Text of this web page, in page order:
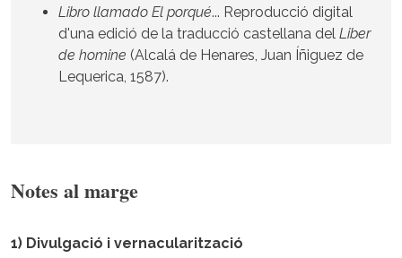
Libro llamado El porqué... Reproducció digital
d'una edició de la traducció castellana delLiber
de homine (Alcalá de Henares, Juan Íñiguez de
Lequerica, 1587).
Notes al marge
1) Divulgació i vernacularització